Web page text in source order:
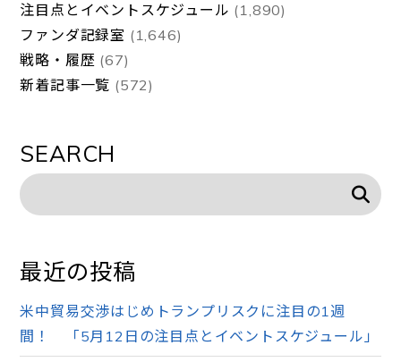
注目点とイベントスケジュール (1,890)
ファンダ記録室 (1,646)
戦略・履歴 (67)
新着記事一覧 (572)
SEARCH
最近の投稿
米中貿易交渉はじめトランプリスクに注目の1週
間！ 「5月12日の注目点とイベントスケジュール」